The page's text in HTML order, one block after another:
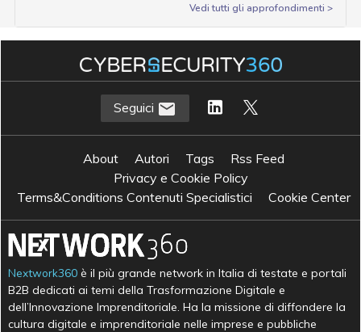
Vedi tutti gli approfondimenti >
Seguici
About Autori Tags
Rss Feed
Privacy e Cookie Policy
Terms&Conditions Contenuti Specialistici
Cookie Center
Nextwork360 è il più grande network in Italia di testate e portali
B2B dedicati ai temi della Trasformazione Digitale e
dell’Innovazione Imprenditoriale. Ha la missione di diffondere la
cultura digitale e imprenditoriale nelle imprese e pubbliche